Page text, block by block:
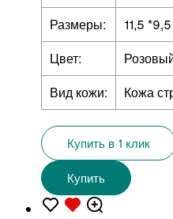
Размеры:
11,5
Цвет:
Вид кожи:
Кожа
Купить в 1 клик
Купить